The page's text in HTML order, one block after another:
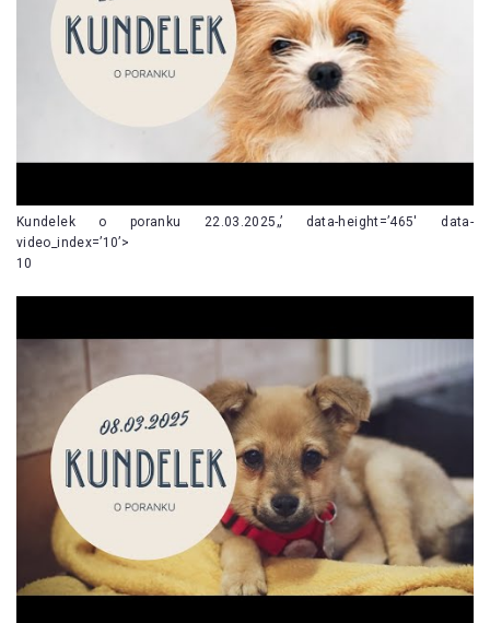
Kundelek o poranku 22.03.2025„’ data-height=’465′ data-
video_index=’10’>
10